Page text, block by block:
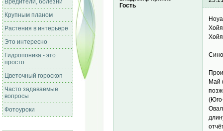
Вредители, болезни
Крупным планом
Растения в интерьере
Это интересно
Гидропоника - это
просто
Цветочный гороскоп
Часто задаваемые
вопросы
Фотоуроки
Гость
Май